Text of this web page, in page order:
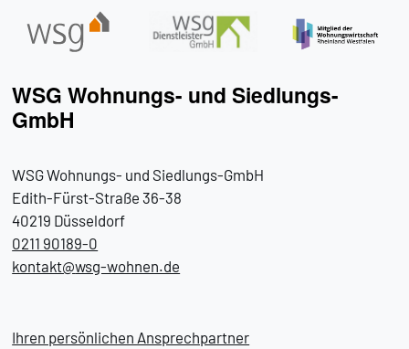
WSG Wohnungs- und Siedlungs-
GmbH
WSG Wohnungs- und Siedlungs-GmbH
Edith-Fürst-Straße 36-38
40219 Düsseldorf
0211 90189-0
kontakt@wsg-wohnen.de
Ihren persönlichen Ansprechpartner